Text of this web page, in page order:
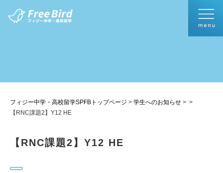
フィジー中学・高校留学SPFBトップページ > 学生へのお知らせ > >
【RNC課題2】Y12 HE
【RNC課題2】Y12 HE